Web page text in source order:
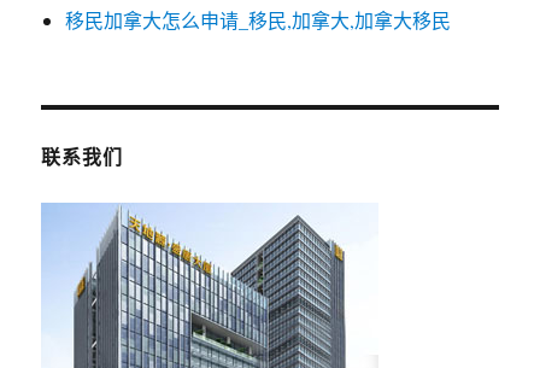
移民加拿大怎么申请_移民,加拿大,加拿大移民
联系我们